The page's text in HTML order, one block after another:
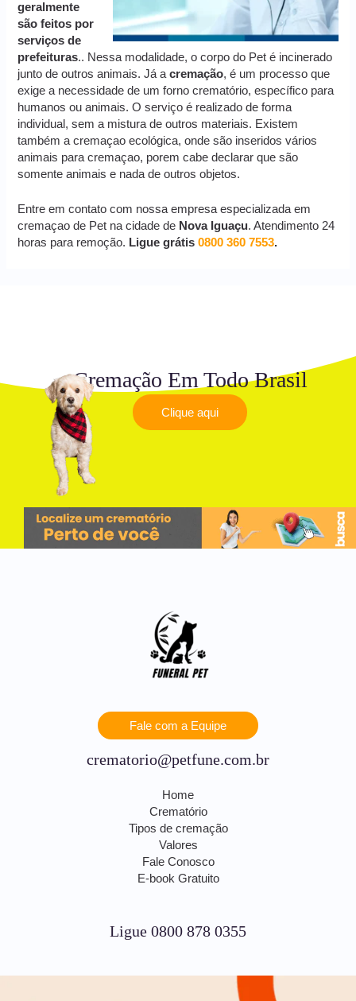
geralmente
são feitos por
serviços de
prefeituras.. Nessa modalidade, o corpo do Pet é incinerado
junto de outros animais. Já acremação, é um processo que
exige a necessidade de um forno crematório, específico para
humanos ou animais. O serviço é realizado de forma
individual, sem a mistura de outros materiais. Existem
também a cremaçao ecológica, onde são inseridos vários
animais para cremaçao, porem cabe declarar que são
somente animais e nada de outros objetos.
Entre em contato com nossa empresa especializada em
cremaçao de Pet na cidade de Nova Iguaçu. Atendimento 24
horas para remoção. Ligue grátis0800 360 7553.
Cremação Em Todo Brasil
Clique aqui
Fale com a Equipe
crematorio@petfune.com.br
Home
Crematório
Tipos de cremação
Valores
Fale Conosco
E-book Gratuito
Ligue 0800 878 0355